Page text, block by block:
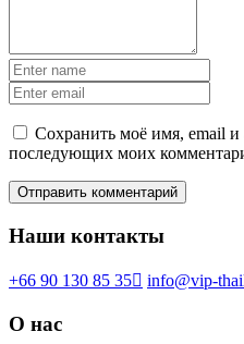
Сохранить моё имя, email и
последующих моих
Наши контакты
+66 90 130 85 35 info@vip-
О нас